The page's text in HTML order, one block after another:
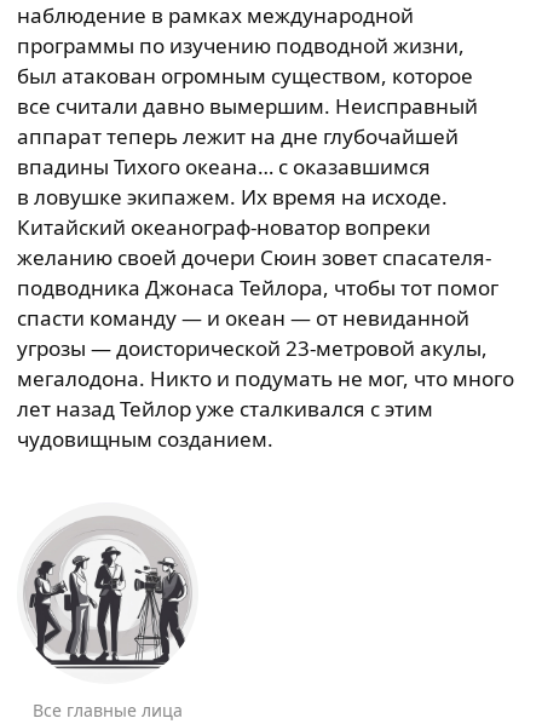
наблюдение в рамках международной
программы по изучению подводной жизни,
был атакован огромным существом, которое
все считали давно вымершим. Неисправный
аппарат теперь лежит на дне глубочайшей
впадины Тихого океана… с оказавшимся
в ловушке экипажем. Их время на исходе.
Китайский океанограф-новатор вопреки
желанию своей дочери Сюин зовет спасателя-
подводника Джонаса Тейлора, чтобы тот помог
спасти команду — и океан — от невиданной
угрозы — доисторической 23-метровой акулы,
мегалодона. Никто и подумать не мог, что много
лет назад Тейлор уже сталкивался с этим
чудовищным созданием.
Все главные лица